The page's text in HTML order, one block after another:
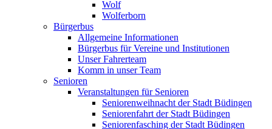
Wolf
Wolferborn
Bürgerbus
Allgemeine Informationen
Bürgerbus für Vereine und Institutionen
Unser Fahrerteam
Komm in unser Team
Senioren
Veranstaltungen für Senioren
Seniorenweihnacht der Stadt Büdingen
Seniorenfahrt der Stadt Büdingen
Seniorenfasching der Stadt Büdingen